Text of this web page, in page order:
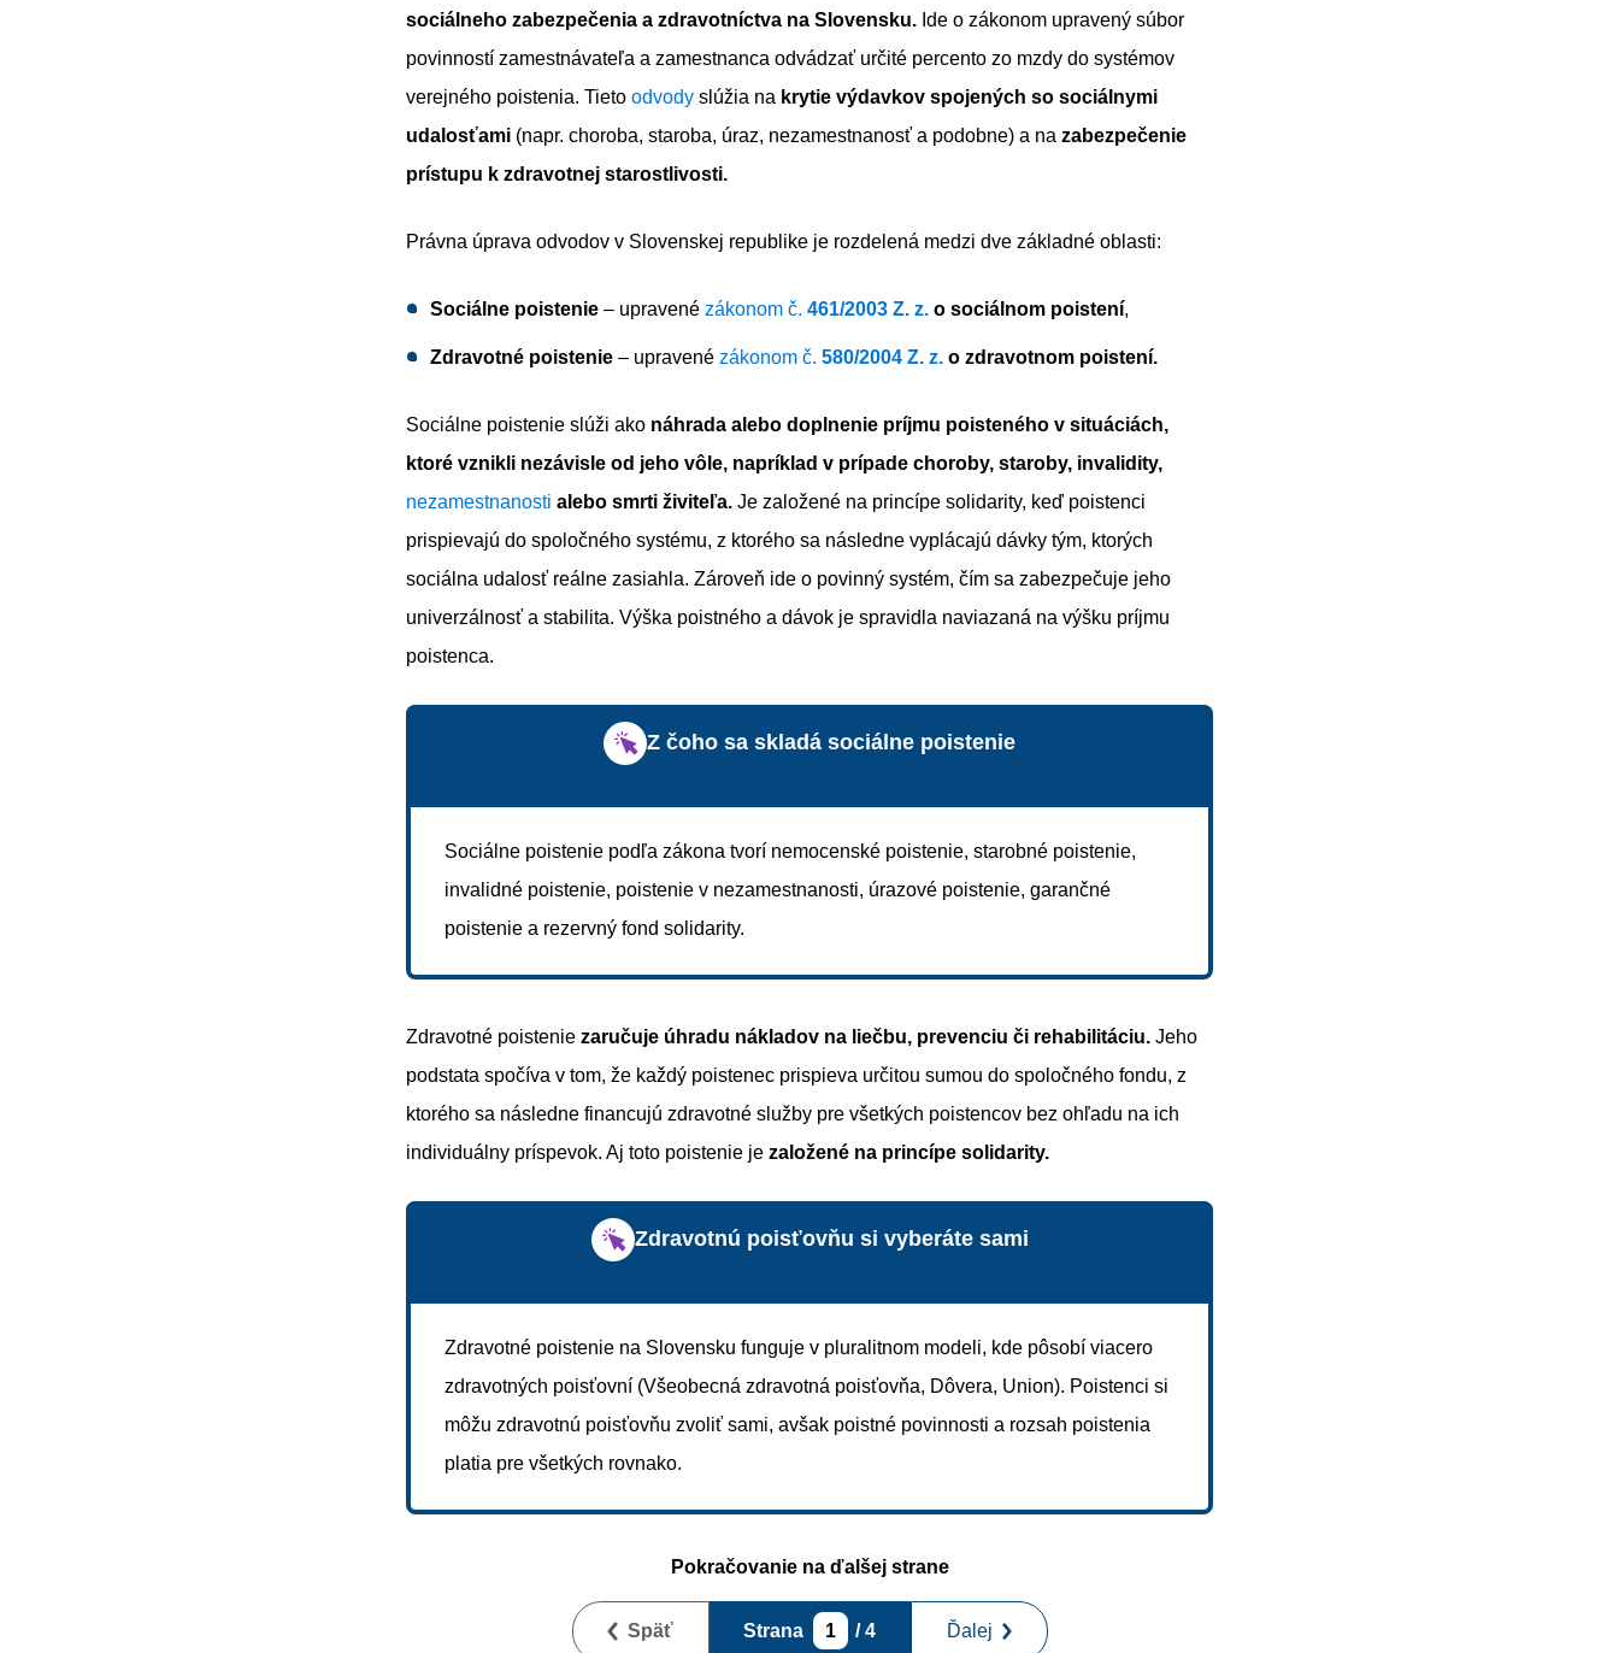
sociálneho zabezpečenia a zdravotníctva na Slovensku. Ide o zákonom upravený súbor
povinností zamestnávateľa a zamestnanca odvádzať určité percento zo mzdy do systémov
verejného poistenia. Tieto odvody slúžia na krytie výdavkov spojených so sociálnymi
udalosťami (napr. choroba, staroba, úraz, nezamestnanosť a podobne) a na zabezpečenie
prístupu k zdravotnej starostlivosti.
Právna úprava odvodov v Slovenskej republike je rozdelená medzi dve základné oblasti:
Sociálne poistenie – upravené zákonom č. 461/2003 Z. z. o sociálnom poistení,
Zdravotné poistenie – upravené zákonom č. 580/2004 Z. z. o zdravotnom poistení.
Sociálne poistenie slúži ako náhrada alebo doplnenie príjmu poisteného v situáciách,
ktoré vznikli nezávisle od jeho vôle, napríklad v prípade choroby, staroby, invalidity,
nezamestnanosti alebo smrti živiteľa. Je založené na princípe solidarity, keď poistenci
prispievajú do spoločného systému, z ktorého sa následne vyplácajú dávky tým, ktorých
sociálna udalosť reálne zasiahla. Zároveň ide o povinný systém, čím sa zabezpečuje jeho
univerzálnosť a stabilita. Výška poistného a dávok je spravidla naviazaná na výšku príjmu
poistenca.
Z čoho sa skladá sociálne poistenie
Sociálne poistenie podľa zákona tvorí nemocenské poistenie, starobné poistenie,
invalidné poistenie, poistenie v nezamestnanosti, úrazové poistenie, garančné
poistenie a rezervný fond solidarity.
Zdravotné poistenie zaručuje úhradu nákladov na liečbu, prevenciu či rehabilitáciu. Jeho
podstata spočíva v tom, že každý poistenec prispieva určitou sumou do spoločného fondu, z
ktorého sa následne financujú zdravotné služby pre všetkých poistencov bez ohľadu na ich
individuálny príspevok. Aj toto poistenie je založené na princípe solidarity.
Zdravotnú poisťovňu si vyberáte sami
Zdravotné poistenie na Slovensku funguje v pluralitnom modeli, kde pôsobí viacero
zdravotných poisťovní (Všeobecná zdravotná poisťovňa, Dôvera, Union). Poistenci si
môžu zdravotnú poisťovňu zvoliť sami, avšak poistné povinnosti a rozsah poistenia
platia pre všetkých rovnako.
Pokračovanie na ďalšej strane
Späť Strana 1 / 4 Ďalej